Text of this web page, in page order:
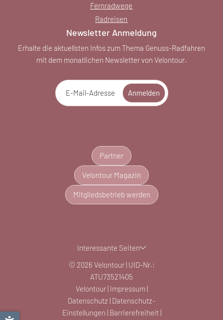
Fernradwege
Radreisen
Newsletter Anmeldung
Erhalte die aktuellsten Infos zum Thema Genuss-Radfahren
mit dem monatlichen Newsletter von Velontour.
E-Mail-Adresse Anmelden
Partner
Velontour Magazin
Mitgliedsbetrieb werden
Interessante Seiten
© 2026 Velontour| UID-Nr.:
ATU73521405
Velontour| Impressum|
Datenschutz | Datenschutz-
Einstellungen | Barrierefreiheit|